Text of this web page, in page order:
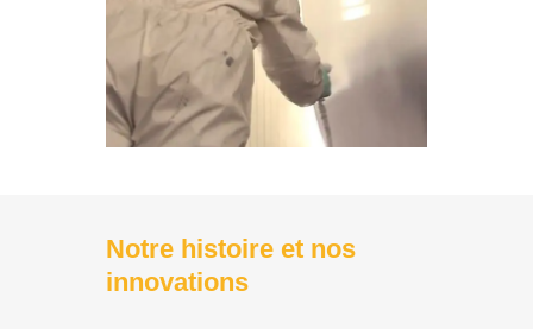
Notre histoire et nos
innovations